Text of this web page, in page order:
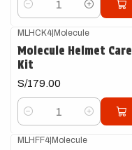
Cantidad
MLHCK4|Molecule
Molecule Helmet Care
Kit
S/179.00
Cantidad
MLHFF4|Molecule